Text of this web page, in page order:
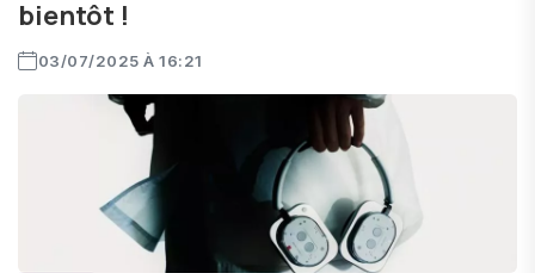
bientôt !
03/07/2025 À 16:21